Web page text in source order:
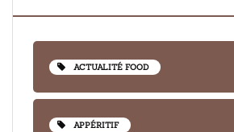
ACTUALITÉ FOOD
APPÉRITIF